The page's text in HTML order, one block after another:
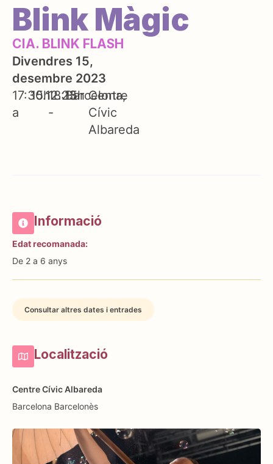
Blink Màgic
CIA. BLINK FLASH
Divendres 15,
desembre 2023
17:30h
a
15.12.23
18:15h
-
Barcelona
Centre
Cívic
Albareda
Informació
Edat recomanada:
De 2 a 6 anys
Consultar altres dates i entrades
Localització
Centre Cívic Albareda
Barcelona Barcelonès